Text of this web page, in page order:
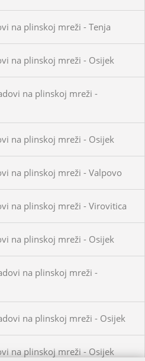
na plinskoj mreži - Tenja
na plinskoj mreži - Osijek
na plinskoj mreži -
na plinskoj mreži - Osijek
na plinskoj mreži - Valpovo
na plinskoj mreži - Virovitica
na plinskoj mreži - Osijek
na plinskoj mreži -
na plinskoj mreži - Osijek
na plinskoj mreži - Osijek